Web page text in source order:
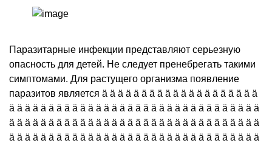
Паразитарные инфекции представляют серьезную
опасность для детей. Не следует пренебрегать такими
симптомами. Для растущего организма появление
паразитов является ä ä ä ä ä ä ä ä ä ä ä ä ä ä ä ä ä ä ä ä
ä ä ä ä ä ä ä ä ä ä ä ä ä ä ä ä ä ä ä ä ä ä ä ä ä ä ä ä ä ä ä ä
ä ä ä ä ä ä ä ä ä ä ä ä ä ä ä ä ä ä ä ä ä ä ä ä ä ä ä ä ä ä ä ä
ä ä ä ä ä ä ä ä ä ä ä ä ä ä ä ä ä ä ä ä ä ä ä ä ä ä ä ä ä ä ä ä